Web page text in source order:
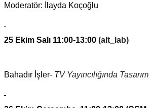
Moderatör: İlayda Koçoğlu
25 Ekim Salı 11:00-13:00 (alt_lab)
Bahadır İşler- TV Yayıncılığında